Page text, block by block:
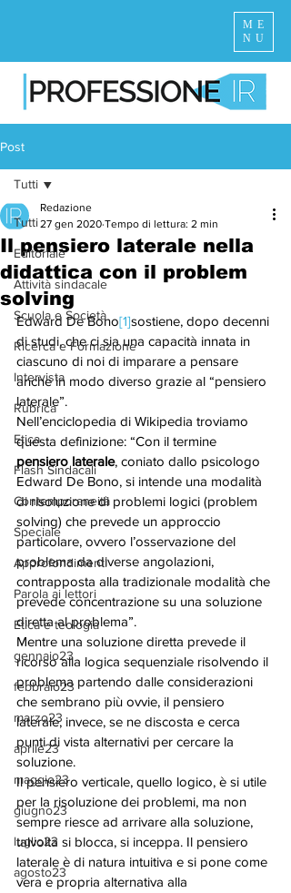
ME
NU
Post
Tutti
Editoriale
Attività sindacale
Scuola e Società
Ricerca e Formazione
Intervista
Rubrica
Etica
Flash Sindacali
Contemporaneità
Speciale
Approfondimenti
Parola ai lettori
Etica e teologia
gennaio23
febbraio23
marzo23
aprile23
maggio23
giugno23
luglio23
agosto23
Tutti
Il pensiero laterale nella
didattica con il problem
solving
Redazione
27 gen 2020 Tempo di lettura: 2 min
Edward De Bono[1]sostiene, dopo decenni
di studi, che ci sia una capacità innata in
ciascuno di noi di imparare a pensare
anche in modo diverso grazie al “pensiero
laterale”.
Nell’enciclopedia di Wikipedia troviamo
questa definizione: “Con il termine
pensiero laterale, coniato dallo psicologo
Edward De Bono, si intende una modalità
di risoluzione di problemi logici (problem
solving) che prevede un approccio
particolare, ovvero l’osservazione del
problema da diverse angolazioni,
contrapposta alla tradizionale modalità che
prevede concentrazione su una soluzione
diretta al problema”.
Mentre una soluzione diretta prevede il
ricorso alla logica sequenziale risolvendo il
problema partendo dalle considerazioni
che sembrano più ovvie, il pensiero
laterale, invece, se ne discosta e cerca
punti di vista alternativi per cercare la
soluzione.
Il pensiero verticale, quello logico, è si utile
per la risoluzione dei problemi, ma non
sempre riesce ad arrivare alla soluzione,
talvolta si blocca, si inceppa. Il pensiero
laterale è di natura intuitiva e si pone come
vera e propria alternativa alla